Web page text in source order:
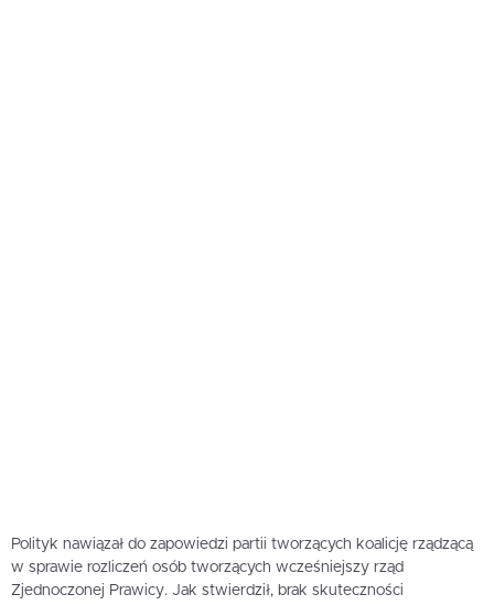
Polityk nawiązał do zapowiedzi partii tworzących koalicję rządzącą
w sprawie rozliczeń osób tworzących wcześniejszy rząd
Zjednoczonej Prawicy. Jak stwierdził, brak skuteczności